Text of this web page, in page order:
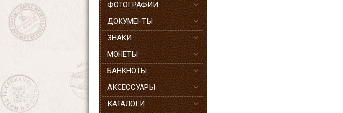
ФОТОГРАФИИ
ДОКУМЕНТЫ
ЗНАКИ
МОНЕТЫ
БАНКНОТЫ
АКСЕССУАРЫ
КАТАЛОГИ